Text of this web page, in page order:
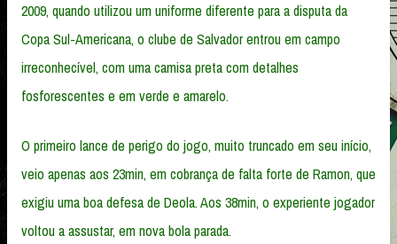
2009, quando utilizou um uniforme diferente para a disputa da
Copa Sul-Americana, o clube de Salvador entrou em campo
irreconhecível, com uma camisa preta com detalhes
fosforescentes e em verde e amarelo.
O primeiro lance de perigo do jogo, muito truncado em seu início,
veio apenas aos 23min, em cobrança de falta forte de Ramon, que
exigiu uma boa defesa de Deola. Aos 38min, o experiente jogador
voltou a assustar, em nova bola parada.